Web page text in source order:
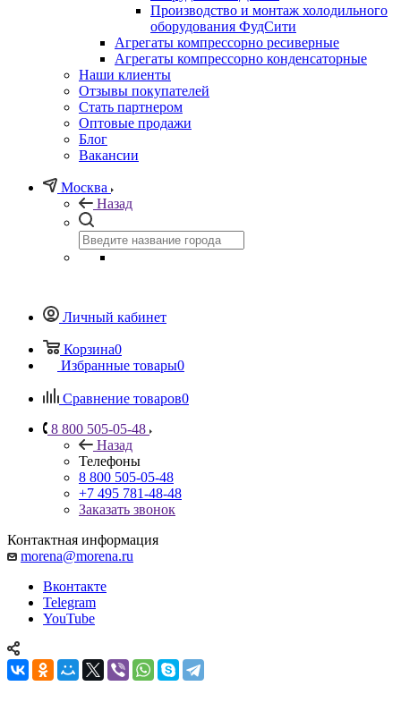
Производство и монтаж холодильного
оборудования ФудСити
Агрегаты компрессорно ресиверные
Агрегаты компрессорно конденсаторные
Наши клиенты
Отзывы покупателей
Стать партнером
Оптовые продажи
Блог
Вакансии
Москва
Назад
Личный кабинет
Корзина0
Избранные товары0
Сравнение товаров0
8 800 505-05-48
Назад
Телефоны
8 800 505-05-48
+7 495 781-48-48
Заказать звонок
Контактная информация
morena@morena.ru
Вконтакте
Telegram
YouTube